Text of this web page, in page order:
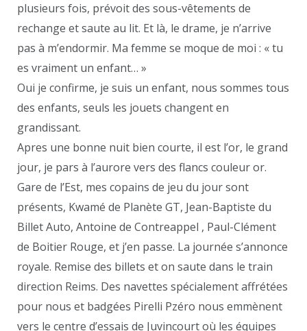
plusieurs fois, prévoit des sous-vêtements de
rechange et saute au lit. Et là, le drame, je n’arrive
pas à m’endormir. Ma femme se moque de moi : « tu
es vraiment un enfant… »
Oui je confirme, je suis un enfant, nous sommes tous
des enfants, seuls les jouets changent en
grandissant.
Apres une bonne nuit bien courte, il est l’or, le grand
jour, je pars à l’aurore vers des flancs couleur or.
Gare de l’Est, mes copains de jeu du jour sont
présents, Kwamé de Planète GT, Jean-Baptiste du
Billet Auto, Antoine de Contreappel , Paul-Clément
de Boitier Rouge, et j’en passe. La journée s’annonce
royale. Remise des billets et on saute dans le train
direction Reims. Des navettes spécialement affrétées
pour nous et badgées Pirelli Pzéro nous emmènent
vers le centre d’essais de Juvincourt où les équipes